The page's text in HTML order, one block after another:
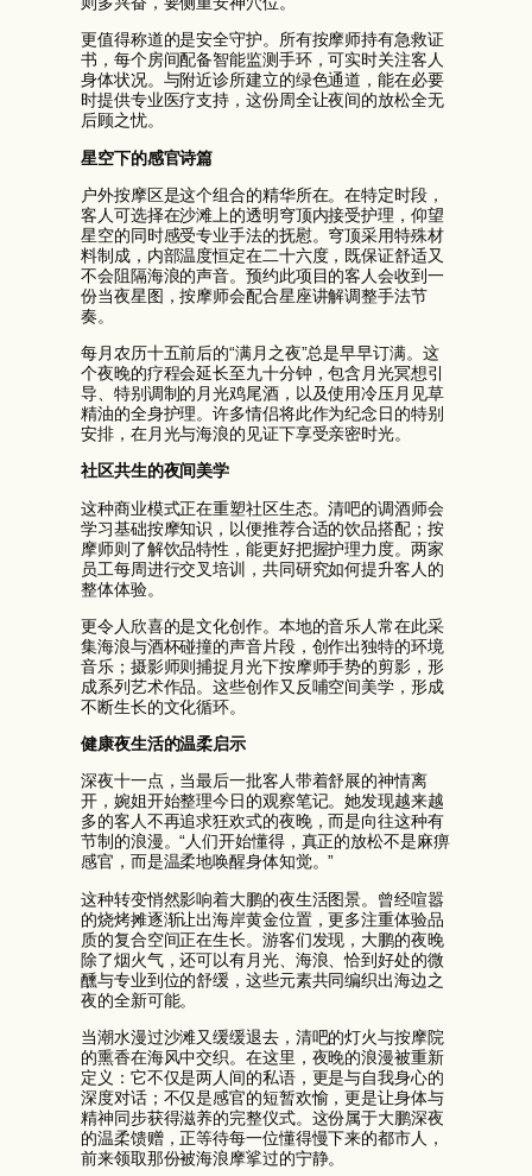
更值得称道的是安全守护。所有按摩师持有急救证
书，每个房间配备智能监测手环，可实时关注客人
身体状况。与附近诊所建立的绿色通道，能在必要
时提供专业医疗支持，这份周全让夜间的放松全无
后顾之忧。
星空下的感官诗篇
户外按摩区是这个组合的精华所在。在特定时段，
客人可选择在沙滩上的透明穹顶内接受护理，仰望
星空的同时感受专业手法的抚慰。穹顶采用特殊材
料制成，内部温度恒定在二十六度，既保证舒适又
不会阻隔海浪的声音。预约此项目的客人会收到一
份当夜星图，按摩师会配合星座讲解调整手法节
奏。
每月农历十五前后的“满月之夜”总是早早订满。这
个夜晚的疗程会延长至九十分钟，包含月光冥想引
导、特别调制的月光鸡尾酒，以及使用冷压月见草
精油的全身护理。许多情侣将此作为纪念日的特别
安排，在月光与海浪的见证下享受亲密时光。
社区共生的夜间美学
这种商业模式正在重塑社区生态。清吧的调酒师会
学习基础按摩知识，以便推荐合适的饮品搭配；按
摩师则了解饮品特性，能更好把握护理力度。两家
员工每周进行交叉培训，共同研究如何提升客人的
整体体验。
更令人欣喜的是文化创作。本地的音乐人常在此采
集海浪与酒杯碰撞的声音片段，创作出独特的环境
音乐；摄影师则捕捉月光下按摩师手势的剪影，形
成系列艺术作品。这些创作又反哺空间美学，形成
不断生长的文化循环。
健康夜生活的温柔启示
深夜十一点，当最后一批客人带着舒展的神情离
开，婉姐开始整理今日的观察笔记。她发现越来越
多的客人不再追求狂欢式的夜晚，而是向往这种有
节制的浪漫。“人们开始懂得，真正的放松不是麻痹
感官，而是温柔地唤醒身体知觉。”
这种转变悄然影响着大鹏的夜生活图景。曾经喧嚣
的烧烤摊逐渐让出海岸黄金位置，更多注重体验品
质的复合空间正在生长。游客们发现，大鹏的夜晚
除了烟火气，还可以有月光、海浪、恰到好处的微
醺与专业到位的舒缓，这些元素共同编织出海边之
夜的全新可能。
当潮水漫过沙滩又缓缓退去，清吧的灯火与按摩院
的熏香在海风中交织。在这里，夜晚的浪漫被重新
定义：它不仅是两人间的私语，更是与自我身心的
深度对话；不仅是感官的短暂欢愉，更是让身体与
精神同步获得滋养的完整仪式。这份属于大鹏深夜
的温柔馈赠，正等待每一位懂得慢下来的都市人，
前来领取那份被海浪摩挲过的宁静。